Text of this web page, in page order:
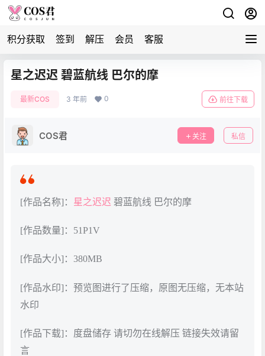
积分获取 签到 解压 会员 客服
星之迟迟 碧蓝航线 巴尔的摩
最新COS 3 年前 0 前往下载
COS君 关注 私信
[作品名称]： 星之迟迟 碧蓝航线 巴尔的摩
[作品数量]：51P1V
[作品大小]：380MB
[作品水印]：预览图进行了压缩，原图无压缩，无本站
水印
[作品下载]：度盘储存 请切勿在线解压 链接失效请留
言